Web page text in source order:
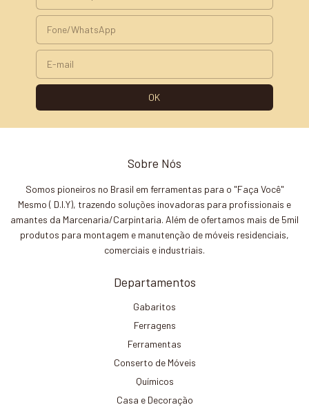
Sobre Nós
Somos pioneiros no Brasil em ferramentas para o "Faça Você"
Mesmo ( D.I.Y), trazendo soluções inovadoras para profissionais e
amantes da Marcenaria/Carpintaria. Além de ofertamos mais de 5mil
produtos para montagem e manutenção de móveis residenciais,
comerciais e industriais.
Departamentos
Gabaritos
Ferragens
Ferramentas
Conserto de Móveis
Químicos
Casa e Decoração